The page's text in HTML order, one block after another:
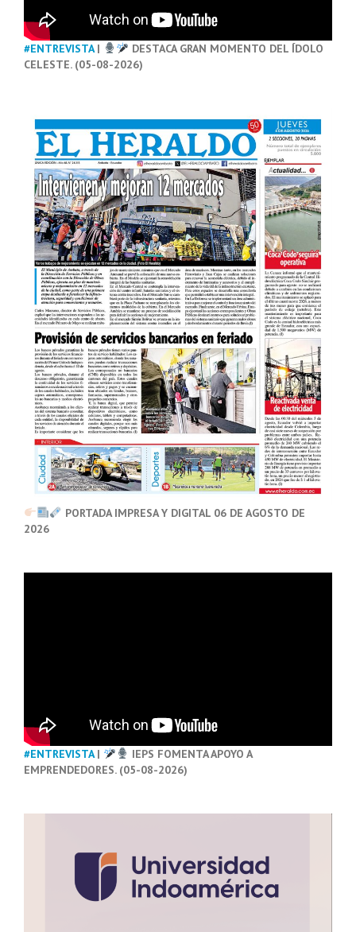
#ENTREVISTA|
DESTACA GRAN MOMENTO DEL ÍDOLO
CELESTE. (05-08-2026)
PORTADA IMPRESA Y DIGITAL 06 DE AGOSTO DE
2026
#ENTREVISTA|
IEPS FOMENTA APOYO A
EMPRENDEDORES. (05-08-2026)